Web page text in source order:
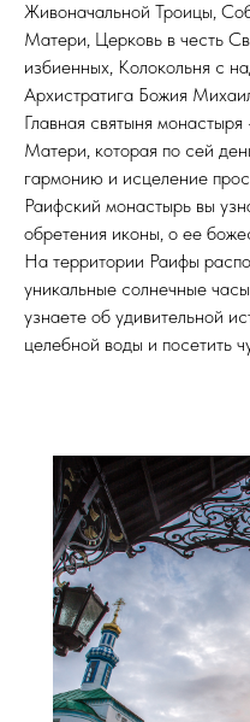
Живоначальной Троицы,
Матери, Церковь в честь
избиенных, Колокольня с
Архистратига Божия
Главная святыня
Матери, которая по сей
гармонию и исцеление
Раифский монастырь вы
обретения иконы, о ее
На территории Раифы
уникальные солнечные
узнаете об удивительной
целебной воды и посетить